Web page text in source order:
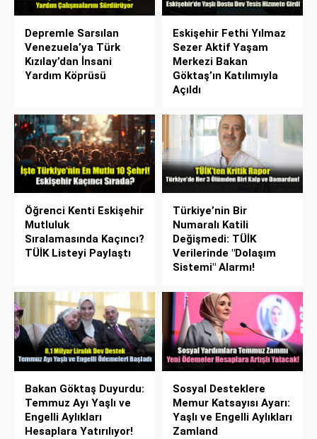
Depremle Sarsılan
Venezuela’ya Türk
Kızılay’dan İnsani
Yardım Köprüsü
Eskişehir Fethi Yılmaz
Sezer Aktif Yaşam
Merkezi Bakan
Göktaş’ın Katılımıyla
Açıldı
Öğrenci Kenti Eskişehir
Mutluluk
Sıralamasında Kaçıncı?
TÜİK Listeyi Paylaştı
Türkiye’nin Bir
Numaralı Katili
Değişmedi: TÜİK
Verilerinde "Dolaşım
Sistemi" Alarmı!
Bakan Göktaş Duyurdu:
Temmuz Ayı Yaşlı ve
Engelli Aylıkları
Hesaplara Yatırılıyor!
Sosyal Desteklere
Memur Katsayısı Ayarı:
Yaşlı ve Engelli Aylıkları
Zamland